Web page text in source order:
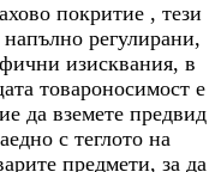
покритие , тези
регулирани,
изисквания, в
товароносимост е
да вземете предвид
с теглото на
предмети, за да